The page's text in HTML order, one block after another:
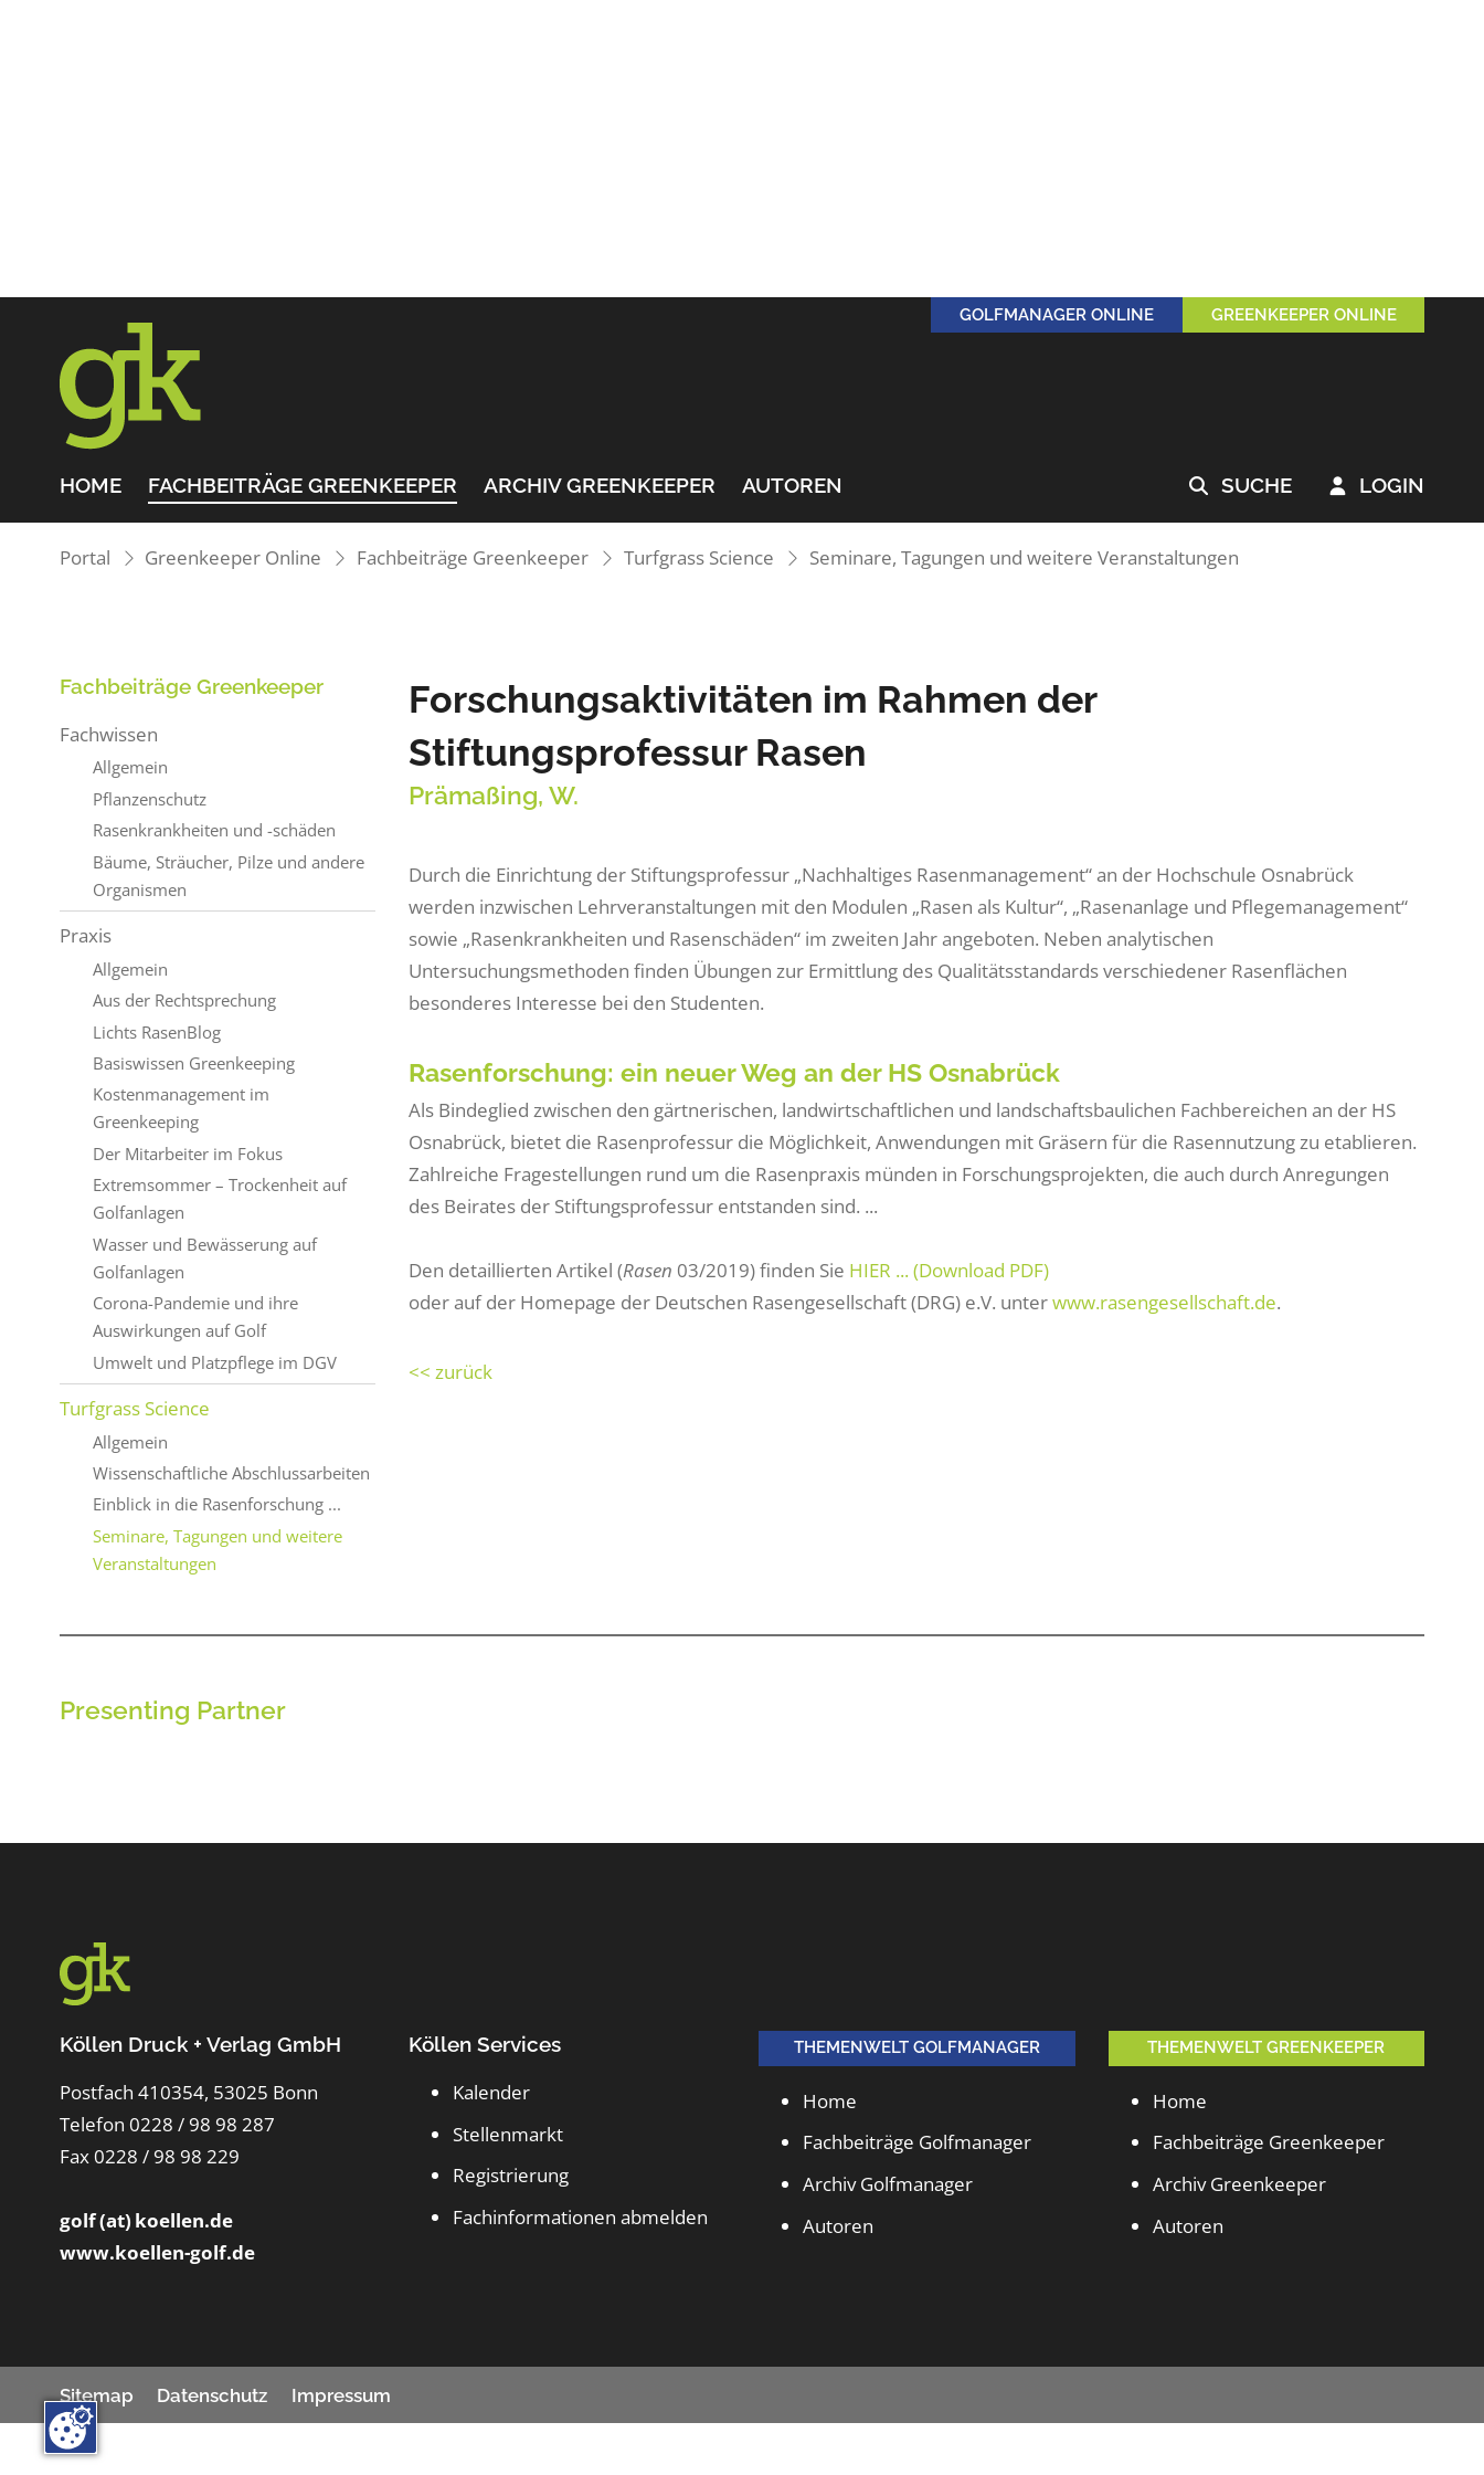
GOLFMANAGER ONLINE GREENKEEPER ONLINE
HOME FACHBEITRÄGE GREENKEEPER ARCHIV GREENKEEPER AUTOREN  SUCHE  LOGIN
Portal Greenkeeper Online Fachbeiträge Greenkeeper Turfgrass Science Seminare, Tagungen und weitere Veranstaltungen
Forschungsaktivitäten im Rahmen der
Stiftungsprofessur Rasen
Prämaßing, W.
Durch die Einrichtung der Stiftungsprofessur „Nachhaltiges Rasenmanagement“ an der Hochschule Osnabrück
werden inzwischen Lehrveranstaltungen mit den Modulen „Rasen als Kultur“, „Rasenanlage und Pflegemanagement“
sowie „Rasenkrankheiten und Rasenschäden“ im zweiten Jahr angeboten. Neben analytischen
Untersuchungsmethoden finden Übungen zur Ermittlung des Qualitätsstandards verschiedener Rasenflächen
besonderes Interesse bei den Studenten.
Rasenforschung: ein neuer Weg an der HS Osnabrück
Als Bindeglied zwischen den gärtnerischen, landwirtschaftlichen und landschaftsbaulichen Fachbereichen an der HS
Osnabrück, bietet die Rasenprofessur die Möglichkeit, Anwendungen mit Gräsern für die Rasennutzung zu etablieren.
Zahlreiche Fragestellungen rund um die Rasenpraxis münden in Forschungsprojekten, die auch durch Anregungen
des Beirates der Stiftungsprofessur entstanden sind. ...
Den detaillierten Artikel (Rasen 03/2019) finden Sie HIER ... (Download PDF)
oder auf der Homepage der Deutschen Rasengesellschaft (DRG) e.V. unterwww.rasengesellschaft.de.
<< zurück
Fachbeiträge Greenkeeper
Fachwissen
Allgemein
Pflanzenschutz
Rasenkrankheiten und -schäden
Bäume, Sträucher, Pilze und andere
Organismen
Praxis
Allgemein
Aus der Rechtsprechung
Lichts RasenBlog
Basiswissen Greenkeeping
Kostenmanagement im
Greenkeeping
Der Mitarbeiter im Fokus
Extremsommer – Trockenheit auf
Golfanlagen
Wasser und Bewässerung auf
Golfanlagen
Corona-Pandemie und ihre
Auswirkungen auf Golf
Umwelt und Platzpflege im DGV
Turfgrass Science
Allgemein
Wissenschaftliche Abschlussarbeiten
Einblick in die Rasenforschung ...
Seminare, Tagungen und weitere
Veranstaltungen
Presenting Partner
Köllen Druck + Verlag GmbH
Postfach 410354, 53025 Bonn
Telefon 0228 / 98 98 287
Fax 0228 / 98 98 229
golf (at) koellen.de
www.koellen-golf.de
Köllen Services
Kalender
Stellenmarkt
Registrierung
Fachinformationen abmelden
THEMENWELT GOLFMANAGER
Home
Fachbeiträge Golfmanager
Archiv Golfmanager
Autoren
THEMENWELT GREENKEEPER
Home
Fachbeiträge Greenkeeper
Archiv Greenkeeper
Autoren
Sitemap Datenschutz Impressum